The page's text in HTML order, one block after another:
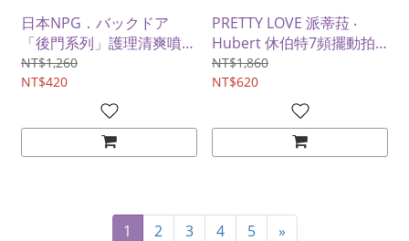
日本NPG．バックドア
「後門系列」護理清爽噴霧
20ml﹝去除異味~潔淨舒
適﹞
NT$1,260
NT$420
PRETTY LOVE 派蒂菈 ‧
Hubert 休伯特7頻擺動拍
擊吸盤後庭塞
NT$1,860
NT$620
1 2 3 4 5 »